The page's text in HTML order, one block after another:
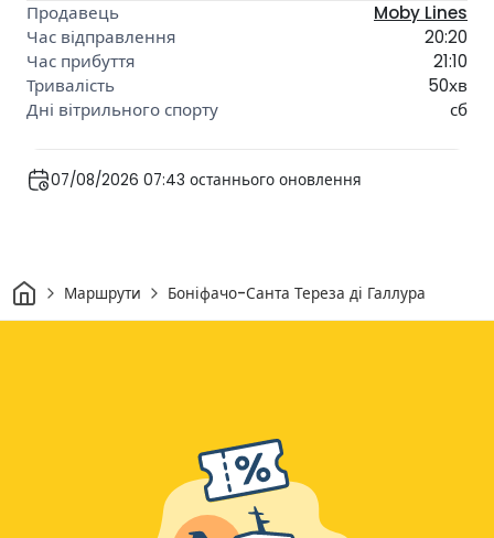
Moby Lines
20:20
21:10
50хв
сб
07/08/2026 07:43 останнього оновлення
Дім Маршрути Боніфачо-Санта Тереза ді Галлура